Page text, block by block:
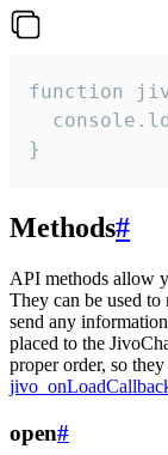
function
}
Methods#
API methods allow
They can be used
send any
placed to the
proper order, so
open#